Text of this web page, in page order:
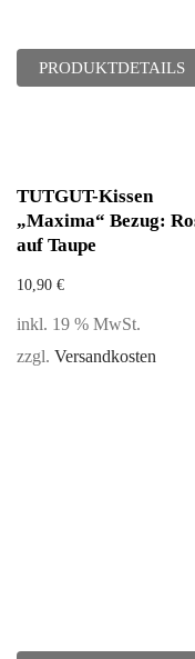
PRODUKTDETAILS
TUTGUT-Kissen
„Maxima“ Bezug:
auf Taupe
10,90 €
inkl. 19 % MwSt.
zzgl. Versandkosten